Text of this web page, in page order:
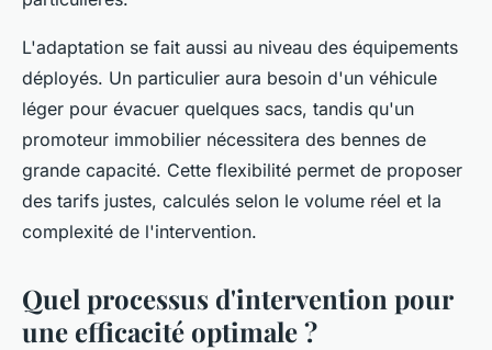
L'adaptation se fait aussi au niveau des équipements
déployés. Un particulier aura besoin d'un véhicule
léger pour évacuer quelques sacs, tandis qu'un
promoteur immobilier nécessitera des bennes de
grande capacité. Cette flexibilité permet de proposer
des tarifs justes, calculés selon le volume réel et la
complexité de l'intervention.
Quel processus d'intervention pour
une efficacité optimale ?